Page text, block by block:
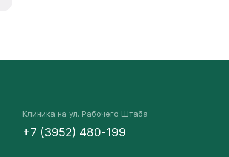
Клиника на ул. Рабочего Штаба
+7 (3952) 480-199